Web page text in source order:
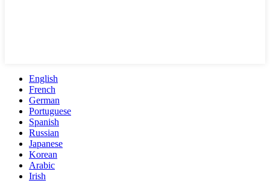
English
French
German
Portuguese
Spanish
Russian
Japanese
Korean
Arabic
Irish